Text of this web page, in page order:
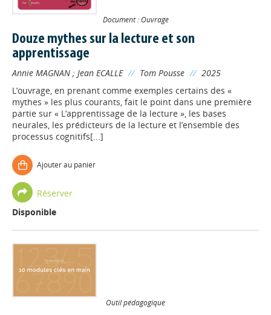
Document : Ouvrage
Douze mythes sur la lecture et son
apprentissage
Annie MAGNAN ; Jean ECALLE // Tom Pousse // 2025
L’ouvrage, en prenant comme exemples certains des «
mythes » les plus courants, fait le point dans une première
partie sur « L’apprentissage de la lecture », les bases
neurales, les prédicteurs de la lecture et l’ensemble des
processus cognitifs[...]
Ajouter au panier
Réserver
Disponible
Outil pédagogique